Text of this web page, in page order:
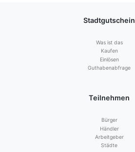
Stadtgutschein
Was ist das
Kaufen
Einlösen
Guthabenabfrage
Teilnehmen
Bürger
Händler
Arbeitgeber
Städte